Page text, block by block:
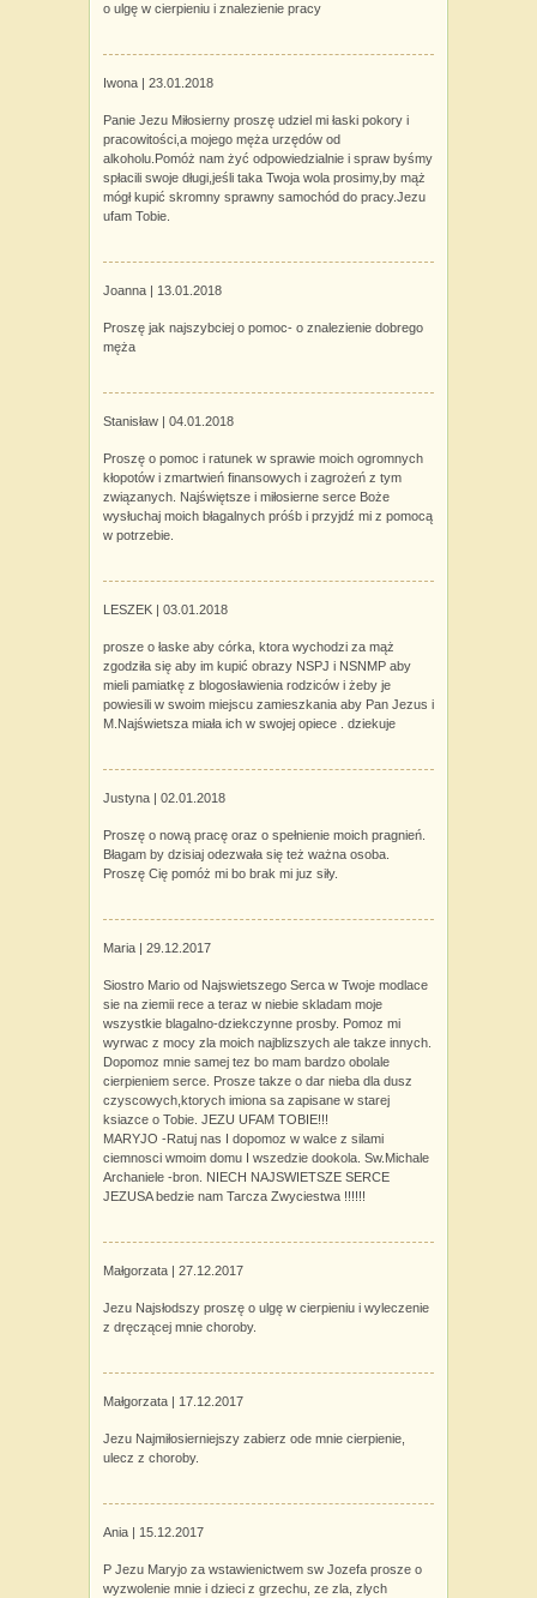
o ulgę w cierpieniu i znalezienie pracy
Iwona | 23.01.2018
Panie Jezu Miłosierny proszę udziel mi łaski pokory i
pracowitości,a mojego męża urzędów od
alkoholu.Pomóż nam żyć odpowiedzialnie i spraw byśmy
spłacili swoje długi,jeśli taka Twoja wola prosimy,by mąż
mógł kupić skromny sprawny samochód do pracy.Jezu
ufam Tobie.
Joanna | 13.01.2018
Proszę jak najszybciej o pomoc- o znalezienie dobrego
męża
Stanisław | 04.01.2018
Proszę o pomoc i ratunek w sprawie moich ogromnych
kłopotów i zmartwień finansowych i zagrożeń z tym
związanych. Najświętsze i miłosierne serce Boże
wysłuchaj moich błagalnych próśb i przyjdź mi z pomocą
w potrzebie.
LESZEK | 03.01.2018
prosze o łaske aby córka, ktora wychodzi za mąż
zgodziła się aby im kupić obrazy NSPJ i NSNMP aby
mieli pamiatkę z blogosławienia rodziców i żeby je
powiesili w swoim miejscu zamieszkania aby Pan Jezus i
M.Najświetsza miała ich w swojej opiece . dziekuje
Justyna | 02.01.2018
Proszę o nową pracę oraz o spełnienie moich pragnień.
Błagam by dzisiaj odezwała się też ważna osoba.
Proszę Cię pomóż mi bo brak mi juz siły.
Maria | 29.12.2017
Siostro Mario od Najswietszego Serca w Twoje modlace
sie na ziemii rece a teraz w niebie skladam moje
wszystkie blagalno-dziekczynne prosby. Pomoz mi
wyrwac z mocy zla moich najblizszych ale takze innych.
Dopomoz mnie samej tez bo mam bardzo obolale
cierpieniem serce. Prosze takze o dar nieba dla dusz
czyscowych,ktorych imiona sa zapisane w starej
ksiazce o Tobie. JEZU UFAM TOBIE!!!
MARYJO -Ratuj nas I dopomoz w walce z silami
ciemnosci wmoim domu I wszedzie dookola. Sw.Michale
Archaniele -bron. NIECH NAJSWIETSZE SERCE
JEZUSA bedzie nam Tarcza Zwyciestwa !!!!!!
Małgorzata | 27.12.2017
Jezu Najsłodszy proszę o ulgę w cierpieniu i wyleczenie
z dręczącej mnie choroby.
Małgorzata | 17.12.2017
Jezu Najmiłosierniejszy zabierz ode mnie cierpienie,
ulecz z choroby.
Ania | 15.12.2017
P Jezu Maryjo za wstawienictwem sw Jozefa prosze o
wyzwolenie mnie i dzieci z grzechu, ze zla, zlych